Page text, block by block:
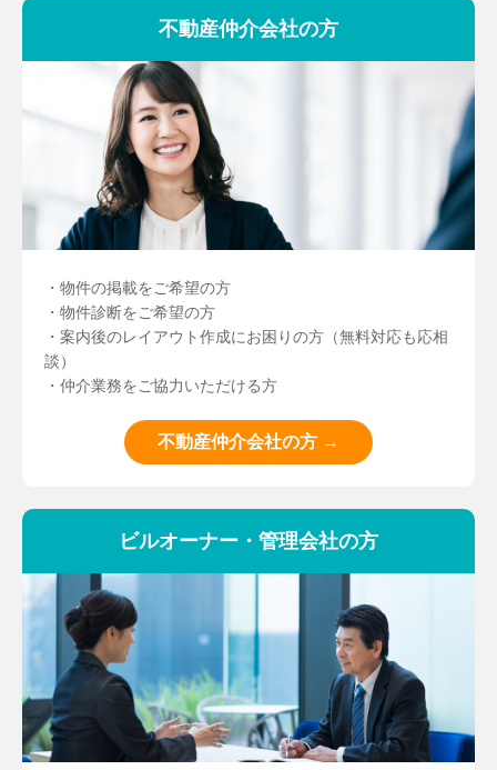
不動産仲介会社の方
・物件の掲載をご希望の方
・物件診断をご希望の方
・案内後のレイアウト作成にお困りの方（無料対応も応相
談）
・仲介業務をご協力いただける方
不動産仲介会社の方 →
ビルオーナー・管理会社の方